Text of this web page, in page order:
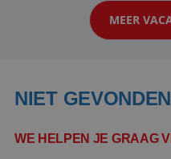
werken: of het nu
MEER
NIET
WE HELPEN JE GRAAG